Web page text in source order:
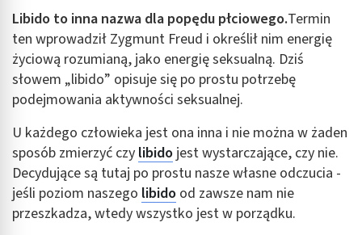
Libido to inna nazwa dla popędu płciowego.Termin
ten wprowadził Zygmunt Freud i określił nim energię
życiową rozumianą, jako energię seksualną. Dziś
słowem „libido” opisuje się po prostu potrzebę
podejmowania aktywności seksualnej.
U każdego człowieka jest ona inna i nie można w żaden
sposób zmierzyć czy libido jest wystarczające, czy nie.
Decydujące są tutaj po prostu nasze własne odczucia -
jeśli poziom naszego libido od zawsze nam nie
przeszkadza, wtedy wszystko jest w porządku.